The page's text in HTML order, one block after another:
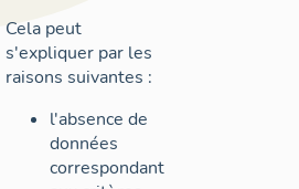
Cela peut
s'expliquer par les
raisons suivantes :
l'absence de
données
correspondant